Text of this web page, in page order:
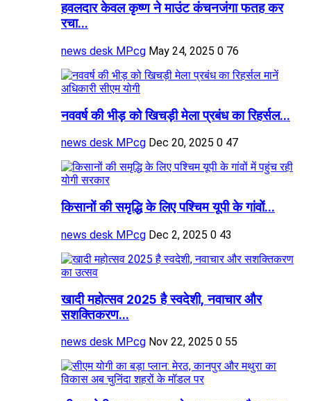
हवलदार केवल कृष्ण ने माउंट कंचनजंगा फतह कर
रचा...
news desk MPcg May 24, 2025 0 76
नववर्ष की भीड़ को खिचड़ी मेला प्रबंध का रिहर्सल...
news desk MPcg Dec 20, 2025 0 47
किसानों की समृद्धि के लिए पश्चिम यूपी के गांवों...
news desk MPcg Dec 2, 2025 0 43
खादी महोत्सव 2025 है स्वदेशी, नवाचार और
सशक्तिकरण...
news desk MPcg Nov 22, 2025 0 55